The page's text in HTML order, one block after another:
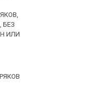
БЕЗ
ИЛИ